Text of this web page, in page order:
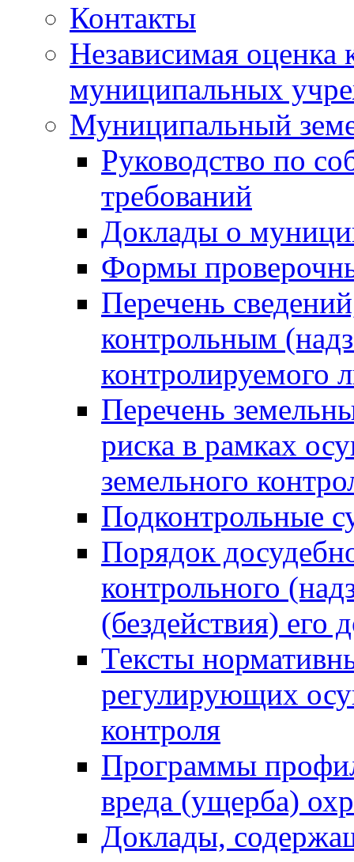
Контакты
Независимая оценка
муниципальных
Муниципальный
Руководство по
требований
Доклады о
Формы
Перечень
контрольным
контролируемого
Перечень
риска в рамках
земельного
Подконтрольные
Порядок
контрольного
(бездействия)
Тексты
регулирующих
контроля
Программы
вреда (ущерба)
Доклады,